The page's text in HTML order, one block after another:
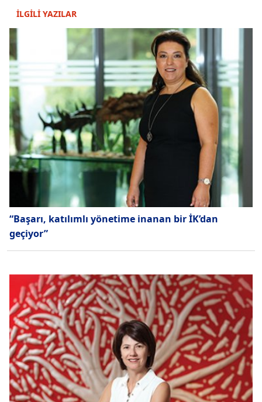
İLGİLİ YAZILAR
“Başarı, katılımlı yönetime inanan bir İK’dan
geçiyor”